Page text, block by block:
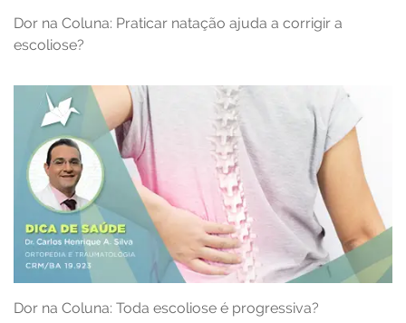
Dor na Coluna: Praticar natação ajuda a corrigir a
escoliose?
Dor na Coluna: Toda escoliose é progressiva?